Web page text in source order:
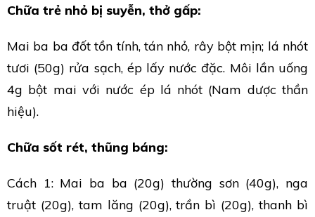
Chữa trẻ nhỏ bị suyễn, thở gấp:
Mai ba ba đốt tồn tính, tán nhỏ, rây bột mịn; lá nhót
tươi (50g) rửa sạch, ép lấy nước đặc. Môi lần uống
4g bột mai với nước ép lá nhót (Nam dược thần
hiệu).
Chữa sốt rét, thũng báng:
Cách 1: Mai ba ba (20g) thường sơn (40g), nga
truật (20g), tam lăng (20g), trần bì (20g), thanh bì